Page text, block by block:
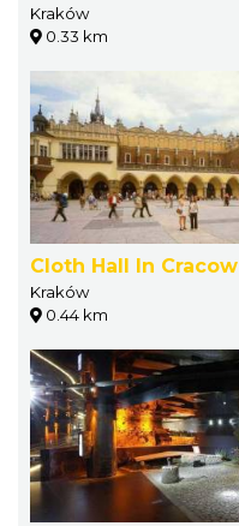
Kraków
0.33 km
Cloth Hall In Cracow
Kraków
0.44 km